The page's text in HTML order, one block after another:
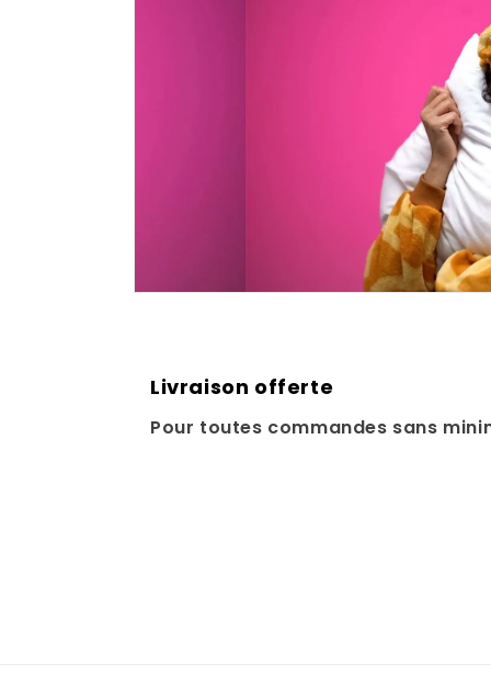
Livraison offerte
Pour toutes commandes sans